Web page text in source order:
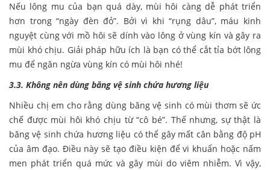
Nếu lông mu của bạn quá dày, mùi hôi càng dễ phát triển
hơn trong “ngày đèn đỏ”. Bởi vì khi “rụng dâu”, máu kinh
nguyệt cùng với mồ hôi sẽ dính vào lông ở vùng kín và gây ra
mùi khó chịu. Giải pháp hữu ích là bạn có thể cắt tỉa bớt lông
mu để ngăn ngừa vùng kín có mùi hôi nhé!
3.3. Không nên dùng băng vệ sinh chứa hương liệu
Nhiều chị em cho rằng dùng băng vệ sinh có mùi thơm sẽ ức
chế được mùi hôi khó chịu từ “cô bé”. Thế nhưng, sự thật là
băng vệ sinh chứa hương liệu có thể gây mất cân bằng độ pH
của âm đạo. Điều này sẽ tạo điều kiện để vi khuẩn hoặc nấm
men phát triển quá mức và gây mùi do viêm nhiễm. Vì vậy,